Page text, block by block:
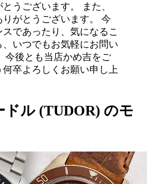
うございます。 また、
がとうございます。 今
であったり、気になるこ
いつでもお気軽にお問い
今後とも当店かめ吉をご
卒よろしくお願い申し上
ル (TUDOR) のモ